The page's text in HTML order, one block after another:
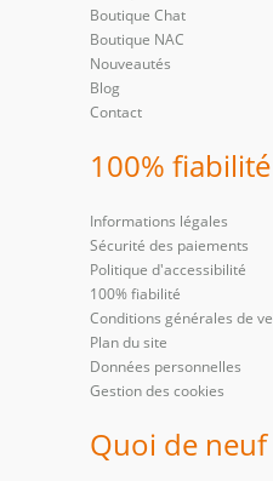
Boutique Chat
Boutique NAC
Nouveautés
Blog
Contact
100% fiabilité
Informations légales
Sécurité des paiements
Politique d'accessibilité
100% fiabilité
Conditions générales de
Plan du site
Données personnelles
Gestion des cookies
Quoi de neuf